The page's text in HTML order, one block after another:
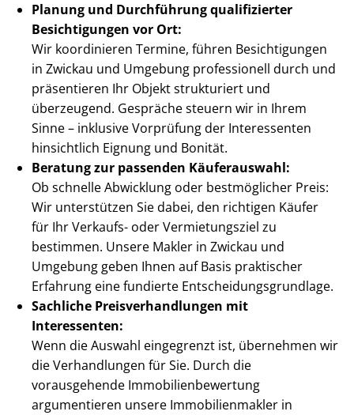
Planung und Durchführung qualifizierter
Besichtigungen vor Ort:
Wir koordinieren Termine, führen Besichtigungen
in Zwickau und Umgebung professionell durch und
präsentieren Ihr Objekt strukturiert und
überzeugend. Gespräche steuern wir in Ihrem
Sinne – inklusive Vorprüfung der Interessenten
hinsichtlich Eignung und Bonität.
Beratung zur passenden Käuferauswahl:
Ob schnelle Abwicklung oder bestmöglicher Preis:
Wir unterstützen Sie dabei, den richtigen Käufer
für Ihr Verkaufs- oder Vermietungsziel zu
bestimmen. Unsere Makler in Zwickau und
Umgebung geben Ihnen auf Basis praktischer
Erfahrung eine fundierte Ent­schei­dungs­grund­la­ge.
Sachliche Preis­ver­hand­lun­gen mit
Interessenten:
Wenn die Auswahl eingegrenzt ist, übernehmen wir
die Verhandlungen für Sie. Durch die
vorausgehende Im­mo­bi­li­en­be­wer­tung
argumentieren unsere Im­mo­bi­li­en­mak­ler in